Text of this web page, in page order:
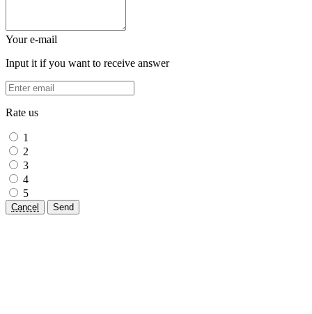
Your e-mail
Input it if you want to receive answer
Rate us
1
2
3
4
5
Cancel Send